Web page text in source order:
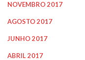
NOVEMBRO 2017
AGOSTO 2017
JUNHO 2017
ABRIL 2017